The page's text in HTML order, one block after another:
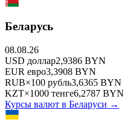
Беларусь
08.08.26
USD доллар2,9386 BYN
EUR евро3,3908 BYN
RUB×100 рубль3,6365 BYN
KZT×1000 тенге6,2787 BYN
Курсы валют в Беларуси →